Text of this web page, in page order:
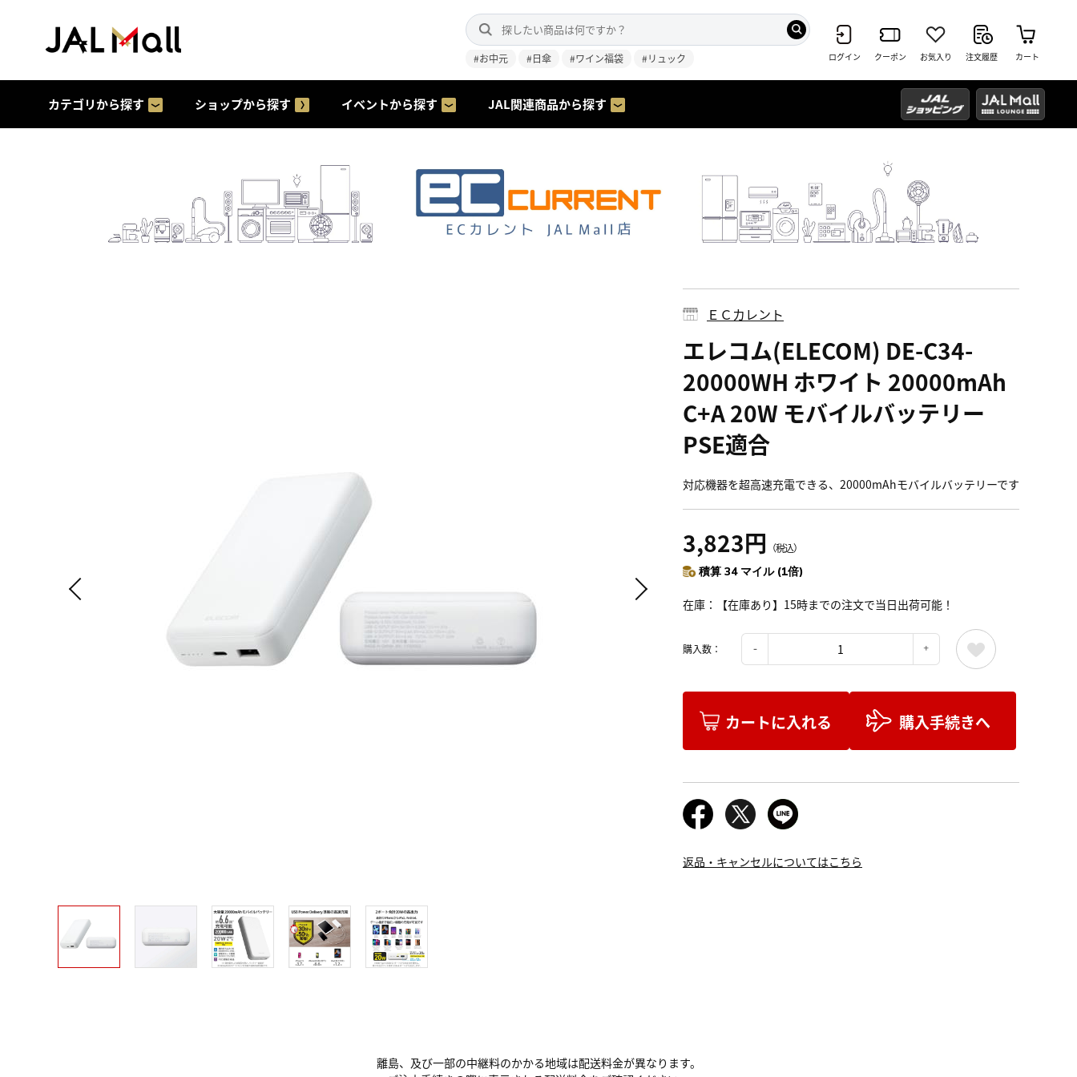
#お中元 #日傘 #ワイン福袋 #リュック ログイン クーポン お気入り 注文履歴 カート
カテゴリから探す ショップから探す イベントから探す JAL関連商品から探す
ＥＣカレント
エレコム(ELECOM) DE-C34-
20000WH ホワイト 20000mAh
C+A 20W モバイルバッテリー
PSE適合
対応機器を超高速充電できる、20000mAhモバイルバッテリーです
3,823円 （税込）
積算 34 マイル (1倍)
在庫 【在庫あり】15時までの注文で当日出荷可能！
購入数：
カートに入れる 購入手続きへ
返品・キャンセルについてはこちら
離島、及び一部の中継料のかかる地域は配送料金が異なります。